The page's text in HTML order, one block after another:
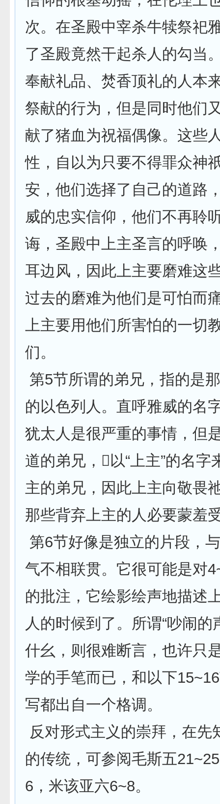
次。在圣殿中宰杀牛犊祭祀
了圣殿竟然干起杀人的勾当
奉献礼品、焚香顶礼的人本
祭献的行为，但是同时他们
献了猪血为祝福偶像。这些
性，自以为只要不得罪众神
安，他们选择了自己的道路
威的忠实信仰，他们不再聆
诲，圣殿中上主圣言的呼唤
耳边风，因此上主要磨难这
过去的磨难为他们是可怕而
上主要用他们所害怕的一切
们。
第5节所谓的弟兄，指的是
的以色列人。直呼雅威的名
犹太人是很严重的事情，但
道的弟兄，以“上主”的名字
主的弟兄，因此上主向敬畏
那些背弃上主的人必要蒙羞
第6节好像是独立的片段，
气不相联贯。它很可能是对
的批注，它绘影绘声地描述
人的时候到了。所谓“吵闹的
什幺，则很难断言，也许只
学的手笔而已，和以下
写都出自一个格调。
反对形式主义的崇拜，在先
的传统，可参阅毛斯五
6，米该亚六6~8。